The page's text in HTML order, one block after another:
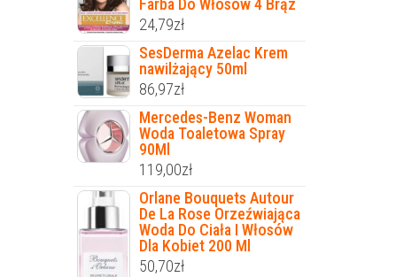
Farba Do Włosów 4 Brąz
24,79zł
SesDerma Azelac Krem
nawilżający 50ml
86,97zł
Mercedes-Benz Woman
Woda Toaletowa Spray
90Ml
119,00zł
Orlane Bouquets Autour
De La Rose Orzeźwiająca
Woda Do Ciała I Włosów
Dla Kobiet 200 Ml
50,70zł